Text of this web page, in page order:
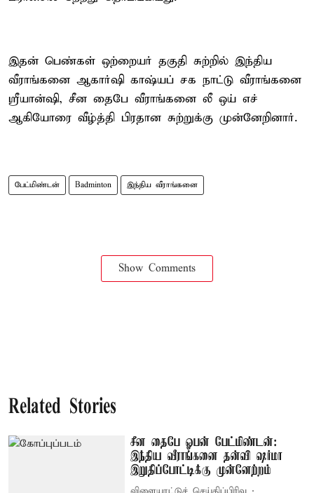
இதன் பெண்கள் ஒற்றையர் தகுதி சுற்றில் இந்திய
வீராங்கனை ஆகார்ஷி காஷ்யப் சக நாட்டு வீராங்கனை
ஸ்ரீயான்ஷி, சீன தைபே வீராங்கனை லீ ஒய் எச்
ஆகியோரை வீழ்த்தி பிரதான சுற்றுக்கு முன்னேறினார்.
பேட்மிண்டன் Badminton இந்திய வீராங்கனை
Show Comments
Related Stories
சீன தைபே ஓபன் பேட்மிண்டன்:
இந்திய வீராங்கனை தன்வி ஷர்மா
இறுதிப்போட்டிக்கு முன்னேற்றம்